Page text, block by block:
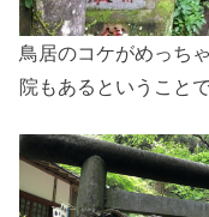
鳥居のコケがめっち
院もあるということ